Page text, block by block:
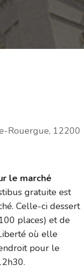
Rouergue, 12200
le marché
gratuite est
Celle-ci dessert
places) et de
où elle
pour le